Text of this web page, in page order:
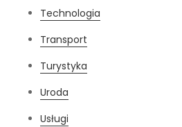
Technologia
Transport
Turystyka
Uroda
Usługi